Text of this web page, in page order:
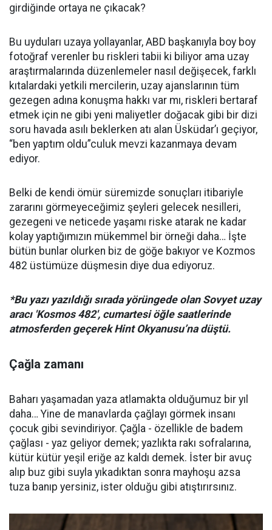
girdiğinde ortaya ne çıkacak?
Bu uyduları uzaya yollayanlar, ABD başkanıyla boy boy
fotoğraf verenler bu riskleri tabii ki biliyor ama uzay
araştırmalarında düzenlemeler nasıl değişecek, farklı
kıtalardaki yetkili mercilerin, uzay ajanslarının tüm
gezegen adına konuşma hakkı var mı, riskleri bertaraf
etmek için ne gibi yeni maliyetler doğacak gibi bir dizi
soru havada asılı beklerken atı alan Üsküdar’ı geçiyor,
“ben yaptım oldu”culuk mevzi kazanmaya devam
ediyor.
Belki de kendi ömür süremizde sonuçları itibariyle
zararını görmeyeceğimiz şeyleri gelecek nesilleri,
gezegeni ve neticede yaşamı riske atarak ne kadar
kolay yaptığımızın mükemmel bir örneği daha… İşte
bütün bunlar olurken biz de göğe bakıyor ve Kozmos
482 üstümüze düşmesin diye dua ediyoruz.
*Bu yazı yazıldığı sırada yörüngede olan Sovyet uzay
aracı 'Kosmos 482', cumartesi öğle saatlerinde
atmosferden geçerek Hint Okyanusu’na düştü.
Çağla zamanı
Baharı yaşamadan yaza atlamakta olduğumuz bir yıl
daha… Yine de manavlarda çağlayı görmek insanı
çocuk gibi sevindiriyor. Çağla - özellikle de badem
çağlası - yaz geliyor demek; yazlıkta rakı sofralarına,
kütür kütür yeşil eriğe az kaldı demek. İster bir avuç
alıp buz gibi suyla yıkadıktan sonra mayhoşu azsa
tuza banıp yersiniz, ister olduğu gibi atıştırırsınız.